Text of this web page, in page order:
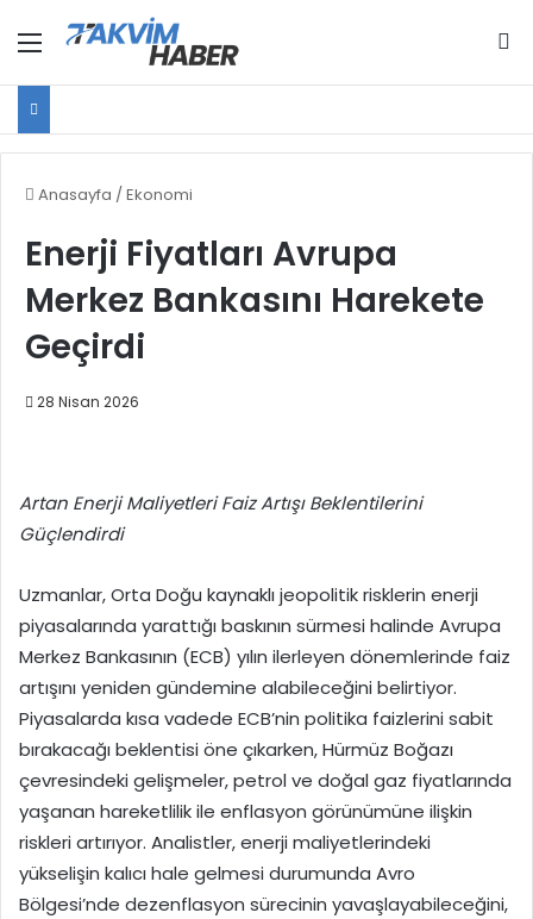
Menü
Anasayfa / Ekonomi
Enerji Fiyatları Avrupa
Merkez Bankasını Harekete
Geçirdi
28 Nisan 2026
Artan Enerji Maliyetleri Faiz Artışı Beklentilerini
Güçlendirdi
Uzmanlar, Orta Doğu kaynaklı jeopolitik risklerin enerji
piyasalarında yarattığı baskının sürmesi halinde Avrupa
Merkez Bankasının (ECB) yılın ilerleyen dönemlerinde faiz
artışını yeniden gündemine alabileceğini belirtiyor.
Piyasalarda kısa vadede ECB’nin politika faizlerini sabit
bırakacağı beklentisi öne çıkarken, Hürmüz Boğazı
çevresindeki gelişmeler, petrol ve doğal gaz fiyatlarında
yaşanan hareketlilik ile enflasyon görünümüne ilişkin
riskleri artırıyor. Analistler, enerji maliyetlerindeki
yükselişin kalıcı hale gelmesi durumunda Avro
Bölgesi’nde dezenflasyon sürecinin yavaşlayabileceğini,